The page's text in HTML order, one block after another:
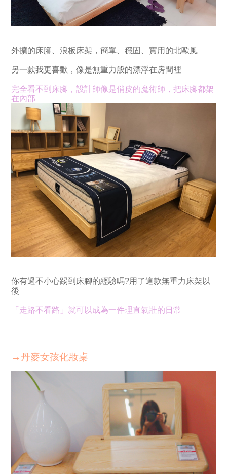
外擴的床腳、浪板床架，簡單、穩固、實用的北歐風
另一款我更喜歡，像是無重力般的漂浮在房間裡
完全看不到床腳，設計師像是俏皮的魔術師，把床腳都架
在內部
你有過不小心踢到床腳的經驗嗎?用了這款無重力床架以
後
「走路不看路」就可以成為一件理直氣壯的日常
→丹麥女孩化妝桌